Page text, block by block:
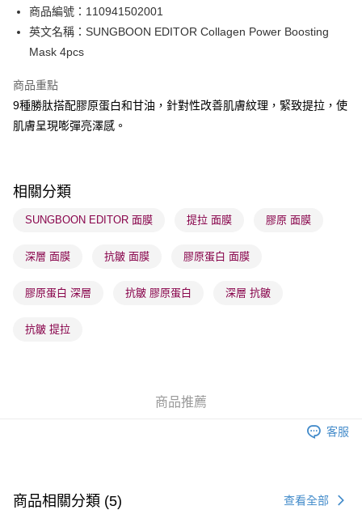
PayMe
WeChat Pay
送貨方式
順豐自助櫃 - 確認發貨後1-3個工作天送達
順豐站及營業點 - 確認發貨後1-3個工作天送達
物流公司進行物流配送
取。逾期會取消訂單，並不會安排重寄
取。逾期會取消訂單，並不會安排重寄
商品編號：110941502001
英文名稱：SUNGBOON EDITOR Collagen Power Boosting
Mask 4pcs
商品重點
9種勝肽搭配膠原蛋白和甘油，針對性改善肌膚紋理，緊致提拉，使
肌膚呈現嘭彈亮澤感。
相關分類
SUNGBOON EDITOR 面膜 提拉 面膜 膠原 面膜
深層 面膜 抗皺 面膜 膠原蛋白 面膜
膠原蛋白 深層 抗皺 膠原蛋白 深層 抗皺
抗皺 提拉
商品推薦
客服
商品相關分類 (5) 查看全部